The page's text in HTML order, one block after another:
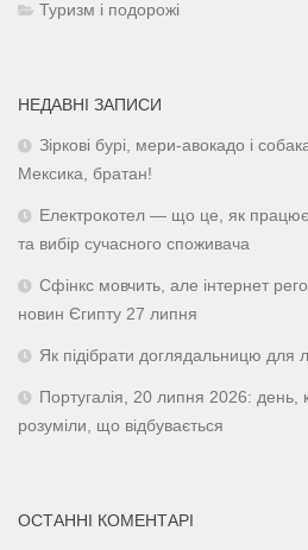
Туризм і подорожі
НЕДАВНІ ЗАПИСИ
Зіркові бурі, мери-авокадо і
Мексика, братан!
Електрокотел — що це, як
та вибір сучасного споживача
Сфінкс мовчить, але інтернет
новин Єгипту 27 липня
Як підібрати доглядальницю для
Португалія, 20 липня 2026: день,
розуміли, що відбувається
ОСТАННІ КОМЕНТАРІ